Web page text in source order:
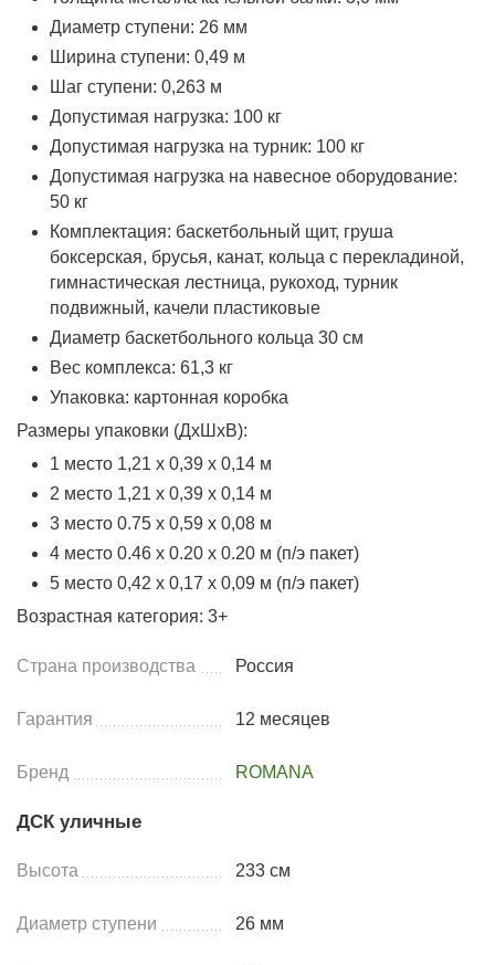
Диаметр ступени: 26 мм
Ширина ступени: 0,49 м
Шаг ступени: 0,263 м
Допустимая нагрузка: 100 кг
Допустимая нагрузка на турник: 100 кг
Допустимая нагрузка на навесное оборудование:
50 кг
Комплектация: баскетбольный щит, груша
боксерская, брусья, канат, кольца с перекладиной,
гимнастическая лестница, рукоход, турник
подвижный, качели пластиковые
Диаметр баскетбольного кольца 30 см
Вес комплекса: 61,3 кг
Упаковка: картонная коробка
Размеры упаковки (ДхШхВ):
1 место 1,21 х 0,39 х 0,14 м
2 место 1,21 х 0,39 х 0,14 м
3 место 0.75 х 0,59 х 0,08 м
4 место 0.46 х 0.20 х 0.20 м (п/э пакет)
5 место 0,42 x 0,17 x 0,09 м (п/э пакет)
Возрастная категория: 3+
Страна производства Россия
Гарантия 12 месяцев
Бренд ROMANA
ДСК уличные
Высота 233 см
Диаметр ступени 26 мм